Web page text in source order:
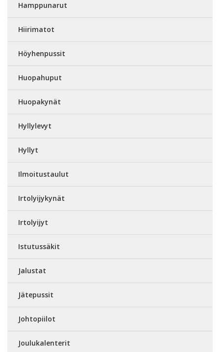
Hamppunarut
Hiirimatot
Höyhenpussit
Huopahuput
Huopakynät
Hyllylevyt
Hyllyt
Ilmoitustaulut
Irtolyijykynät
Irtolyijyt
Istutussäkit
Jalustat
Jätepussit
Johtopiilot
Joulukalenterit